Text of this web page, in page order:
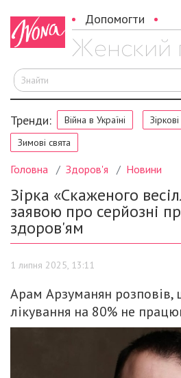
Допомогти
Тренди: Війна в Україні
Зимові свята
Головна Здоров'я Новини
Зірка «Скаженого
заявою про серйозні
здоров'ям
1 липня 2025, 13:11
Арам Арзуманян розповів,
лікування на 80% не